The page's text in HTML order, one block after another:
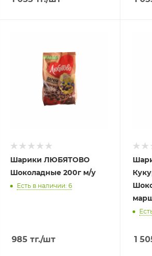
Шарики ЛЮБЯТОВО
Шоколадные 200г м/у
Есть в наличии: 6
985 тг./шт 1